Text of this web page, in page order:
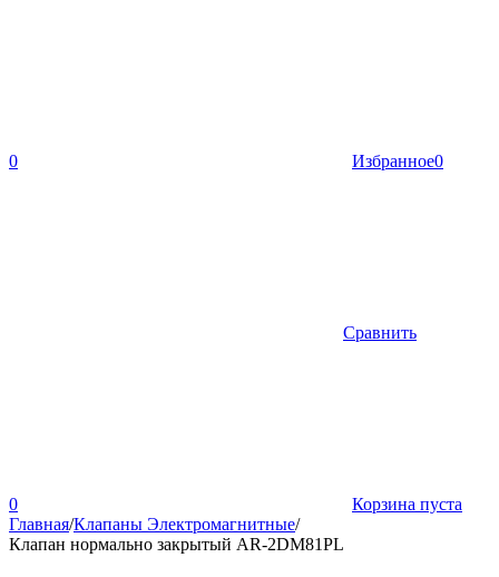
0 Избранное0
Сравнить
0
Корзина пуста
Главная/Клапаны Электромагнитные/
Клапан нормально закрытый AR-2DM81PL